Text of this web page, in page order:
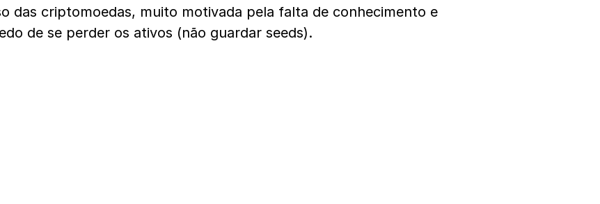
das criptomoedas, muito motivada pela falta de conhecimento e
de se perder os ativos (não guardar seeds).